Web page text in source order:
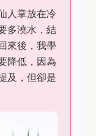
人掌放在冷
多澆水，結
來後，我學
降低，因為
及，但卻是